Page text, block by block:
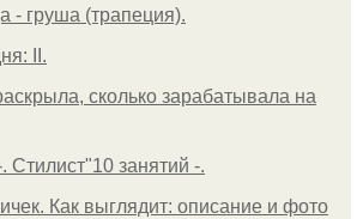
- груша (трапеция).
II.
сколько зарабатывала на
Стилист"10 занятий -.
Как выглядит: описание и фото